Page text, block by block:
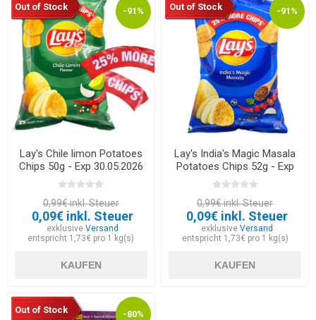
-91%
Out of Stock
Lay's Chile limon Potatoes
Chips 50g - Exp 30.05.2026
0,99€ inkl. Steuer
0,09€ inkl. Steuer
exklusiveVersand
entspricht 1,73€ pro 1 kg(s)
KAUFEN
-91%
Out of Stock
Lay's India's Magic Masala
Potatoes Chips 52g - Exp
30.05.2026
0,99€ inkl. Steuer
0,09€ inkl. Steuer
exklusive Versand
entspricht 1,73€ pro 1 kg(s)
KAUFEN
-80%
Out of Stock